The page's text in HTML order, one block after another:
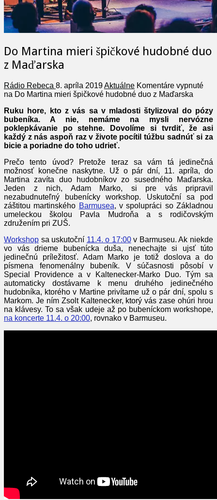
Do Martina mieri špičkové hudobné duo
z Maďarska
Rádio Rebeca 8. apríla 2019Aktuálne Komentáre vypnuté
na Do Martina mieri špičkové hudobné duo z Maďarska
Ruku hore, kto z vás sa v mladosti štylizoval do pózy
bubeníka. A nie, nemáme na mysli nervózne
poklepkávanie po stehne. Dovolíme si tvrdiť, že asi
každý z nás aspoň raz v živote pocítil túžbu sadnúť si za
bicie a poriadne do toho udrieť.
Prečo tento úvod? Pretože teraz sa vám tá jedinečná
možnosť konečne naskytne. Už o pár dní, 11. apríla, do
Martina zavíta duo hudobníkov zo susedného Maďarska.
Jeden z nich, Adam Marko, si pre vás pripravil
nezabudnuteľný bubenícky workshop. Uskutoční sa pod
záštitou martinského Barmusea, v spolupráci so Základnou
umeleckou školou Pavla Mudroňa a s rodičovským
združením pri ZUŠ.
Workshop sa uskutoční 11.4. o 17:00v Barmuseu. Ak niekde
vo vás drieme bubenícka duša, nenechajte si ujsť túto
jedinečnú príležitosť. Adam Marko je totiž doslova a do
písmena fenomenálny bubeník. V súčasnosti pôsobí v
Special Providence a v Kaltenecker-Marko Duo. Tým sa
automaticky dostávame k menu druhého jedinečného
hudobníka, ktorého v Martine privítame už o pár dní, spolu s
Markom. Je ním Zsolt Kaltenecker, ktorý vás zase ohúri hrou
na klávesy. To sa však udeje až po bubeníckom workshope,
na koncerte 11.4. o 20:00, rovnako v Barmuseu.